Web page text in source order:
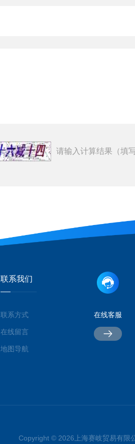
请输入计算结果（填
联系我们
联系方式
在线留言
地图导航
在线客服
Copyright © 2026上海赛岐贸易有限